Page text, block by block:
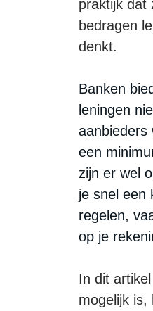
10, 20 OF 50
1100 EURO
1200 EURO
1300 EURO
1400 EURO
1500 EURO
1700 EURO
praktijk dat
bedragen
denkt.
Banken
leningen
aanbieders
een
zijn er wel
je snel een
regelen,
op je
In dit
mogelijk is,